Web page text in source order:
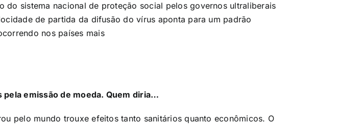
do sistema nacional de proteção social pelos governos ultraliberais
de partida da difusão do vírus aponta para um padrão
nos países mais
pela emissão de moeda. Quem diria…
pelo mundo trouxe efeitos tanto sanitários quanto econômicos. O